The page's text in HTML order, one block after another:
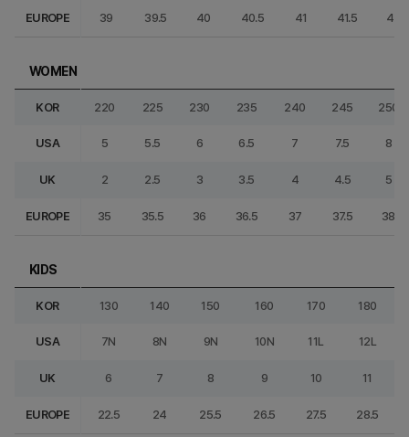
EUROPE 39 39.5 40 40.5 41 41.5 42
WOMEN
KOR 220 225 230 235 240 245 250
USA 5 5.5 6 6.5 7 7.5 8
UK 2 2.5 3 3.5 4 4.5 5
EUROPE 35 35.5 36 36.5 37 37.5 38
KIDS
KOR 130 140 150 160 170 180
USA 7N 8N 9N 10N 11L 12L
UK 6 7 8 9 10 11
EUROPE 22.5 24 25.5 26.5 27.5 28.5